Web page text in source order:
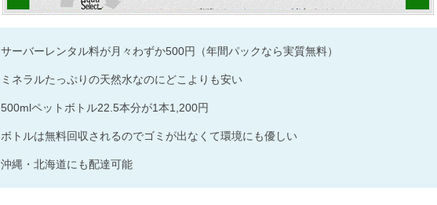
サーバーレンタル料が月々わずか500円（年間パックなら実質無料）
ミネラルたっぷりの天然水なのにどこよりも安い
500mlペットボトル22.5本分が1本1,200円
ボトルは無料回収されるのでゴミが出なくて環境にも優しい
沖縄・北海道にも配達可能